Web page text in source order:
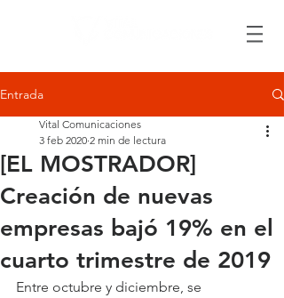
Entrada
[EL MOSTRADOR]
Creación de nuevas
empresas bajó 19% en el
cuarto trimestre de 2019
Vital Comunicaciones
3 feb 2020 2 min de lectura
Entre octubre y diciembre, se